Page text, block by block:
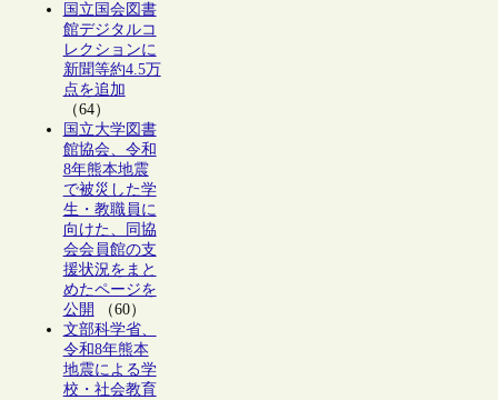
国立国会図書
館デジタルコ
レクションに
新聞等約4.5万
点を追加
（64）
国立大学図書
館協会、令和
8年熊本地震
で被災した学
生・教職員に
向けた、同協
会会員館の支
援状況をまと
めたページを
公開
（60）
文部科学省、
令和8年熊本
地震による学
校・社会教育